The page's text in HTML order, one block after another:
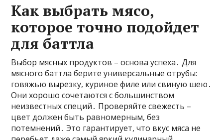
Как выбрать мясо,
которое точно подойдет
для баттла
Выбор мясных продуктов – основа успеха․ Для
мясного баттла берите универсальные отрубы:
говяжью вырезку, куриное филе или свиную шею․
Они хорошо сочетаются с большинством
неизвестных специй․ Проверяйте свежесть –
цвет должен быть равномерным, без
потемнений․ Это гарантирует, что вкус мяса не